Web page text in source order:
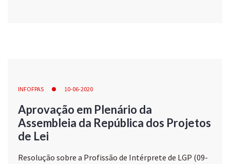
INFOFPAS 10-06-2020
Aprovação em Plenário da
Assembleia da República dos Projetos
de Lei
Resolução sobre a Profissão de Intérprete de LGP (09-